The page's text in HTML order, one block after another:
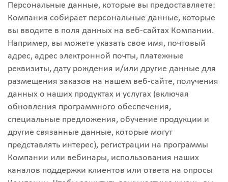
Персональные данные, которые вы предоставляете:
Компания собирает персональные данные, которые
вы вводите в поля данных на веб-сайтах Компании.
Например, вы можете указать свое имя, почтовый
адрес, адрес электронной почты, платежные
реквизиты, дату рождения и/или другие данные для
размещения заказов на нашем веб-сайте, получения
данных о наших продуктах и услугах (включая
обновления программного обеспечения,
специальные предложения, обучение продукции и
другие связанные данные, которые могут
представлять интерес), регистрации на программы
Компании или вебинары, использования наших
каналов поддержки клиентов или ответа на опросы